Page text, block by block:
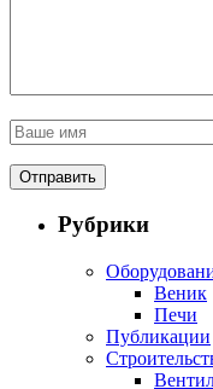
Рубрики
Веник
Печи
Публикации